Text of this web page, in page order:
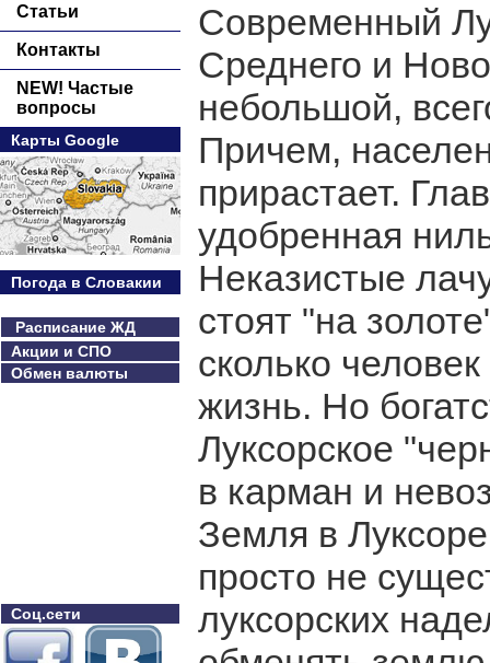
Статьи
Контакты
NEW! Частые
вопросы
Карты Google
Погода в Словакии
Расписание ЖД
Акции и СПО
Обмен валюты
Соц.сети
Современный
Среднего и
небольшой,
Причем,
прирастает.
удобренная
Неказистые
стоят "на
сколько
жизнь. Но
Луксорское
в карман и
Земля в
просто не
луксорских